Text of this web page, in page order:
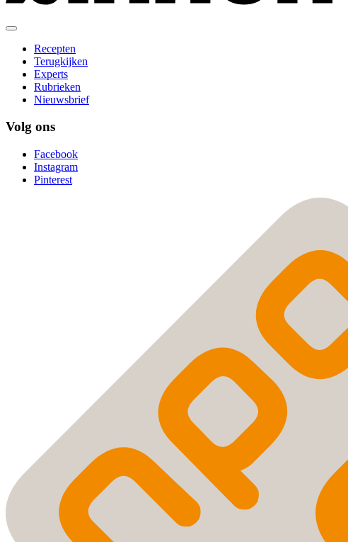
Recepten
Terugkijken
Experts
Rubrieken
Nieuwsbrief
Volg ons
Facebook
Instagram
Pinterest